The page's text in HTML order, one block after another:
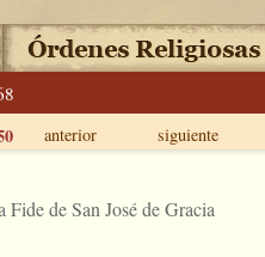
anterior siguiente
de San José de Gracia